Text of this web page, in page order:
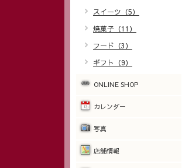
スイーツ（5）
焼菓子（11）
フード（3）
ギフト（9）
ONLINE SHOP
カレンダー
写真
店舗情報